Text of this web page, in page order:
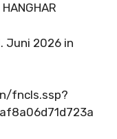
Juni 2026 in
fncls.ssp?